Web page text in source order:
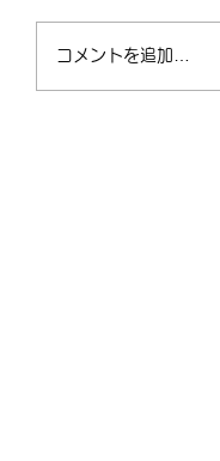
4/2（木）
21:00 フリー
コメントを追加…